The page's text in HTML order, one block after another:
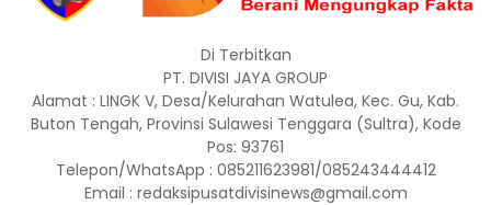
Di Terbitkan
PT. DIVISI JAYA GROUP
Alamat : LINGK V, Desa/Kelurahan Watulea, Kec. Gu, Kab.
Buton Tengah, Provinsi Sulawesi Tenggara (Sultra), Kode
Pos: 93761
Telepon/WhatsApp : 085211623981/085243444412
Email : redaksipusatdivisinews@gmail.com